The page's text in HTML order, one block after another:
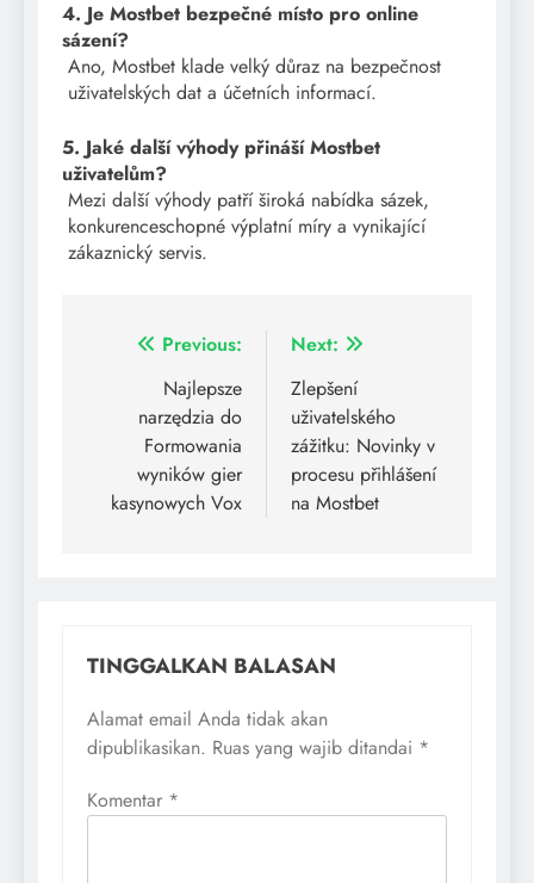
4. Je Mostbet bezpečné místo pro online
sázení?
Ano, Mostbet klade velký důraz na bezpečnost
uživatelských dat a účetních informací.
5. Jaké další výhody přináší Mostbet
uživatelům?
Mezi další výhody patří široká nabídka sázek,
konkurenceschopné výplatní míry a vynikající
zákaznický servis.
Previous:
Najlepsze
narzędzia do
Formowania
wyników gier
kasynowych Vox
Next:
Zlepšení
uživatelského
zážitku: Novinky v
procesu přihlášení
na Mostbet
TINGGALKAN BALASAN
Alamat email Anda tidak akan
dipublikasikan. Ruas yang wajib ditandai *
Komentar *